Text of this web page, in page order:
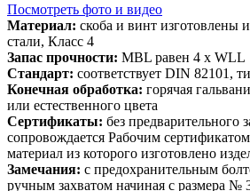
Посмотреть фото и видео
Материал: скоба и винт изготовлены
стали, Класс 4
Запас прочности: MBL равен 4 x WLL
Стандарт: соответствует DIN 82101,
Конечная обработка: горячая
или естественного цвета
Сертификаты: без предварительного
сопровождается Рабочим
материал из которого изготовлено
Замечания: с предохранительным
ручным захватом начиная с размера №